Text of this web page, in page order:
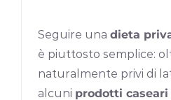
Seguire unadieta
è piuttosto semplice:
naturalmente privi di
alcuni prodotti caseari